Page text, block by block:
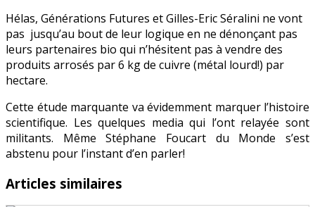
Hélas, Générations Futures et Gilles-Eric Séralini ne vont
pas jusqu’au bout de leur logique en ne dénonçant pas
leurs partenaires bio qui n’hésitent pas à vendre des
produits arrosés par 6 kg de cuivre (métal lourd!) par
hectare.
Cette étude marquante va évidemment marquer l’histoire
scientifique. Les quelques media qui l’ont relayée sont
militants. Même Stéphane Foucart du Monde s’est
abstenu pour l’instant d’en parler!
Articles similaires